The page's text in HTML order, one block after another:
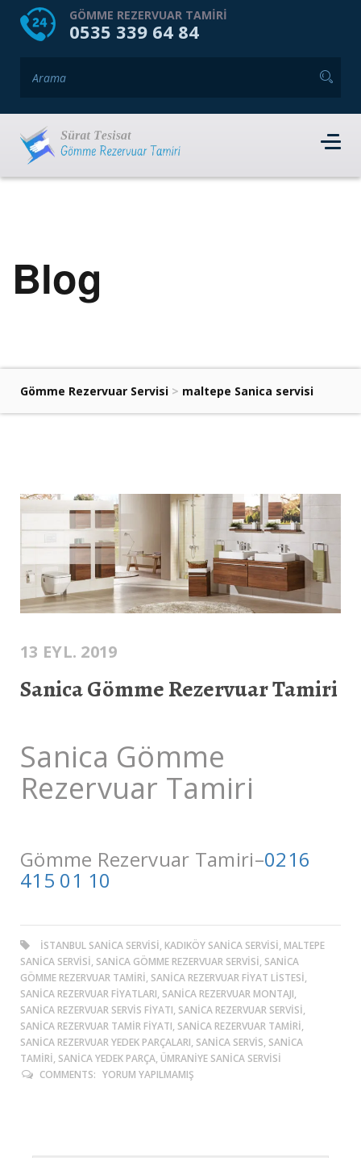
HOME HAKKIMIZDA
GÖMME REZERVUAR TAMIRI
0535 339 64 84
Blog
Gömme Rezervuar Servisi > maltepe Sanica servisi
13 EYL. 2019
Sanica Gömme Rezervuar Tamiri
Sanica Gömme
Rezervuar Tamiri
Gömme Rezervuar Tamiri–0216
415 01 10
ISTANBUL SANICA SERVISI, KADIKÖY SANICA SERVISI, MALTEPE
SANICA SERVISI, SANICA GÖMME REZERVUAR SERVISI, SANICA
GÖMME REZERVUAR TAMIRI, SANICA REZERVUAR FIYAT LISTESI,
SANICA REZERVUAR FIYATLARI, SANICA REZERVUAR MONTAJI,
SANICA REZERVUAR SERVIS FIYATI, SANICA REZERVUAR SERVISI,
SANICA REZERVUAR TAMIR FIYATI, SANICA REZERVUAR TAMIRI,
SANICA REZERVUAR YEDEK PARÇALARI, SANICA SERVIS, SANICA
TAMIRI, SANICA YEDEK PARÇA, ÜMRANIYE SANICA SERVISI
COMMENTS: YORUM YAPILMAMIŞ